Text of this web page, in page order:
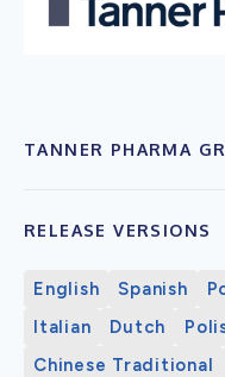
TANNER PHARMA
RELEASE VERSIONS
English Spanish
Italian
Dutch
Chinese Traditional